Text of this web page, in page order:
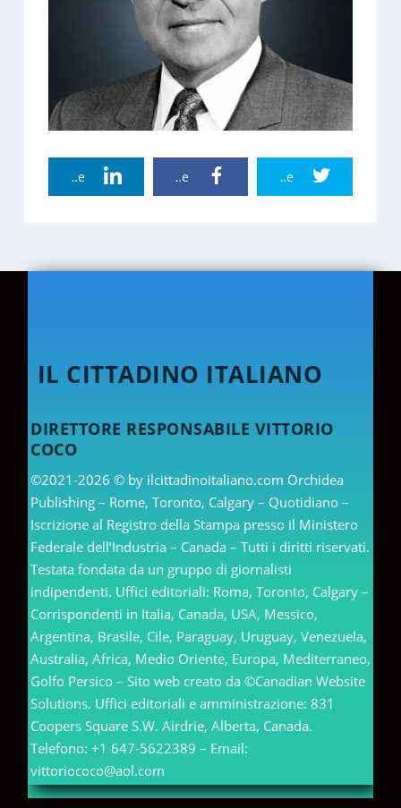
Twitter Share
Facebook Share
Linkedin Share
IL CITTADINO ITALIANO
DIRETTORE RESPONSABILE VITTORIO
COCO
©2021-2026 © by ilcittadinoitaliano.com Orchidea
Publishing – Rome, Toronto, Calgary – Quotidiano –
Iscrizione al Registro della Stampa presso il Ministero
Federale dell’Industria – Canada – Tutti i diritti riservati.
Testata fondata da un gruppo di giornalisti
indipendenti. Uffici editoriali: Roma, Toronto, Calgary –
Corrispondenti in Italia, Canada, USA, Messico,
Argentina, Brasile, Cile, Paraguay, Uruguay, Venezuela,
Australia, Africa, Medio Oriente, Europa, Mediterraneo,
Golfo Persico – Sito web creato da ©Canadian Website
Solutions. Uffici editoriali e amministrazione: 831
Coopers Square S.W. Airdrie, Alberta, Canada.
Telefono: +1 647-5622389 – Email:
vittoriococo@aol.com